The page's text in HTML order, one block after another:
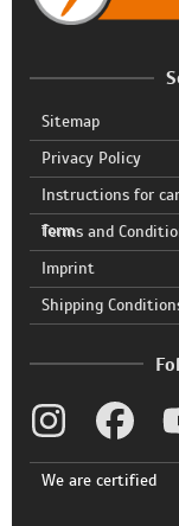
Sitemap
Privacy Policy
Instructions for
form
Terms and
Imprint
Shipping
We are certified